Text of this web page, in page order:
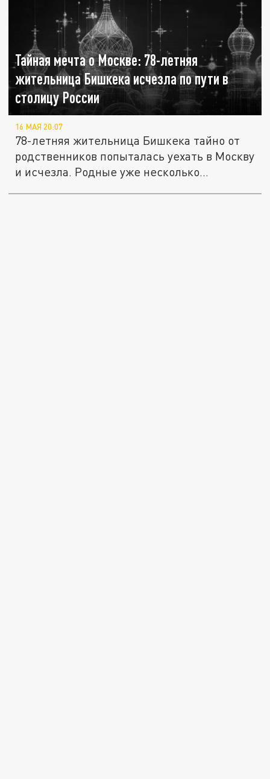
Тайная мечта о Москве: 78-летняя
жительница Бишкека исчезла по пути в
столицу России
16 МАЯ 20:07
78-летняя жительница Бишкека тайно от
родственников попыталась уехать в Москву
и исчезла. Родные уже несколько...